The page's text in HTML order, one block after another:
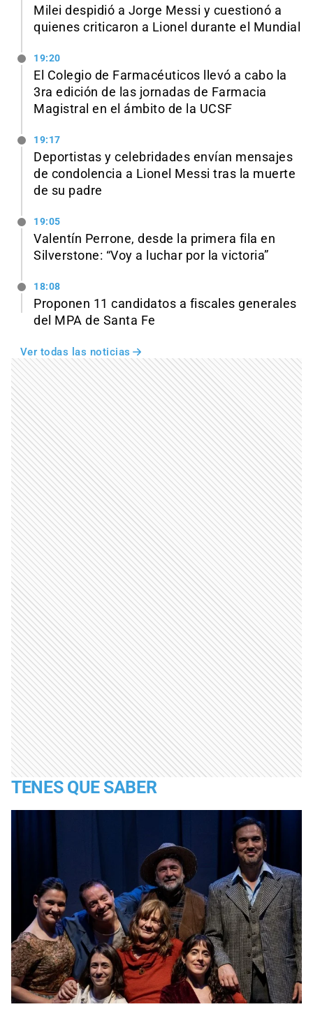
Milei despidió a Jorge Messi y cuestionó a
quienes criticaron a Lionel durante el Mundial
19:20
El Colegio de Farmacéuticos llevó a cabo la
3ra edición de las jornadas de Farmacia
Magistral en el ámbito de la UCSF
19:17
Deportistas y celebridades envían mensajes
de condolencia a Lionel Messi tras la muerte
de su padre
19:05
Valentín Perrone, desde la primera fila en
Silverstone: “Voy a luchar por la victoria”
18:08
Proponen 11 candidatos a fiscales generales
del MPA de Santa Fe
Ver todas las noticias
TENES QUE SABER